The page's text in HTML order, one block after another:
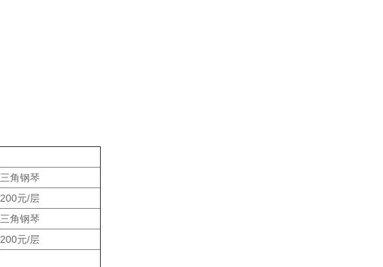
三角钢琴
200元/层
三角钢琴
200元/层